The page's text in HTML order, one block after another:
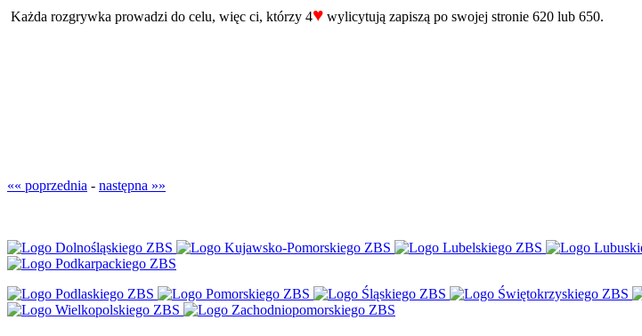
Każda rozgrywka prowadzi do celu, więc ci, którzy 4♥ wylicytują zapiszą po swojej stronie 620 lub 650.
«« poprzednia - następna »»